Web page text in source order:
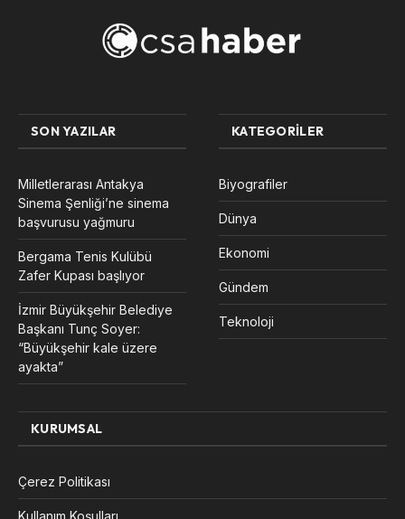
SON YAZILAR
Milletlerarası Antakya
Sinema Şenliği’ne sinema
başvurusu yağmuru
Bergama Tenis Kulübü
Zafer Kupası başlıyor
İzmir Büyükşehir Belediye
Başkanı Tunç Soyer:
“Büyükşehir kale üzere
ayakta”
KATEGORILER
Biyografiler
Dünya
Ekonomi
Gündem
Teknoloji
KURUMSAL
Çerez Politikası
Kullanım Koşulları